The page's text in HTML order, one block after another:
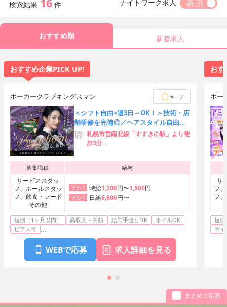
検索結果 件 ナイトワーク求人
おすすめ順 新着求人
おすすめ企業PICK UP!
ポーカークラブキングスマン キープ
＜シフト自由×週3日～OK！＞技術・店
舗研修を完備◎／ヘアスタイル自由／
駅チカ徒歩4分♪
札幌市営南北線「すすきの駅」より徒
歩3分
り徒歩5分
札幌市営南北線「大通駅」より徒歩7
募集職種 給与
サービススタッ
フ、ホールスタッ
フ、飲食・フード
その他
ア/パ 時給1,200円〜1,500円
ア/パ 日給6,600円〜
短期（1ヶ月以内） 高収入・高額 給与手渡しOK
ネイルOK
ピアス可
...
WEBで応募 求人詳細を見る
おす
ポー
サ
フ
フ
短期
ネ
まとめて応募